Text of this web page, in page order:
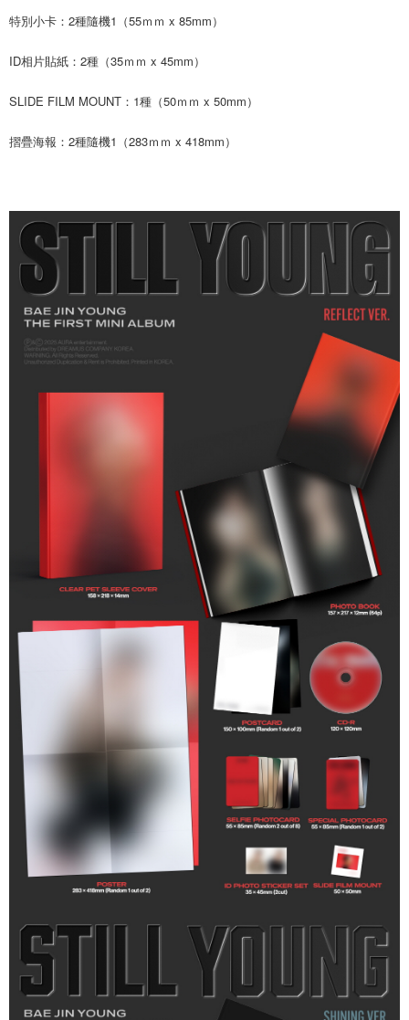
特別小卡：2種隨機1（55ｍｍ x 85mm）
ID相片貼紙：2種（35ｍｍ x 45mm）
SLIDE FILM MOUNT：1種（50ｍｍ x 50mm）
摺疊海報：2種隨機1（283ｍｍ x 418mm）